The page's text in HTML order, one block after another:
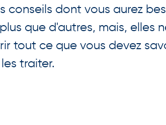
conseils dont vous aurez
que d'autres, mais, elles
tout ce que vous devez
traiter.